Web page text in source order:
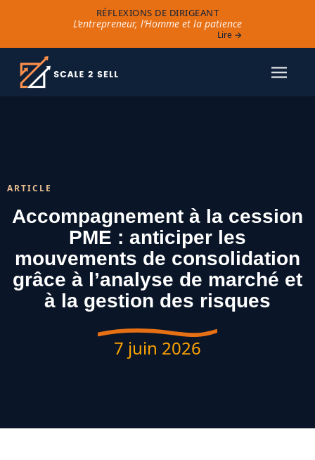
RÉFLEXIONS DE DIRIGEANT
L’entrepreneur, l’Homme et la patience
Lire →
ARTICLE
Accompagnement à la cession
PME : anticiper les
mouvements de consolidation
grâce à l’analyse de marché et
à la gestion des risques
7 juin 2026